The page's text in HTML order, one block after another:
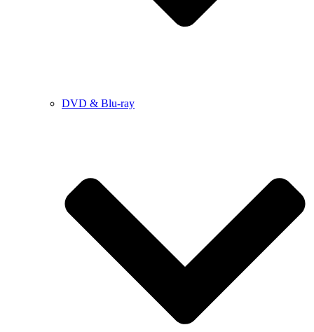
DVD & Blu-ray